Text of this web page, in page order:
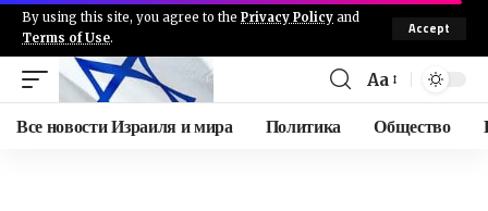
By using this site, you agree to the Privacy Policy and
Terms of Use.
Accept
Aa
Все новости Израиля и мира Политика Общество